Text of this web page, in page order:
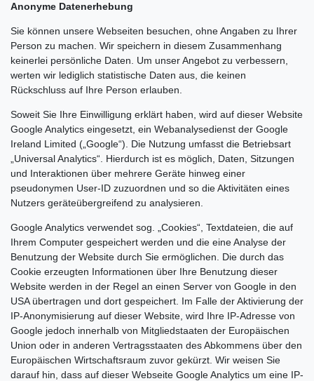
Anonyme Datenerhebung
Sie können unsere Webseiten besuchen, ohne Angaben zu Ihrer
Person zu machen. Wir speichern in diesem Zusammenhang
keinerlei persönliche Daten. Um unser Angebot zu verbessern,
werten wir lediglich statistische Daten aus, die keinen
Rückschluss auf Ihre Person erlauben.
Soweit Sie Ihre Einwilligung erklärt haben, wird auf dieser Website
Google Analytics eingesetzt, ein Webanalysedienst der Google
Ireland Limited („Google“). Die Nutzung umfasst die Betriebsart
„Universal Analytics“. Hierdurch ist es möglich, Daten, Sitzungen
und Interaktionen über mehrere Geräte hinweg einer
pseudonymen User-ID zuzuordnen und so die Aktivitäten eines
Nutzers geräteübergreifend zu analysieren.
Google Analytics verwendet sog. „Cookies“, Textdateien, die auf
Ihrem Computer gespeichert werden und die eine Analyse der
Benutzung der Website durch Sie ermöglichen. Die durch das
Cookie erzeugten Informationen über Ihre Benutzung dieser
Website werden in der Regel an einen Server von Google in den
USA übertragen und dort gespeichert. Im Falle der Aktivierung der
IP-Anonymisierung auf dieser Website, wird Ihre IP-Adresse von
Google jedoch innerhalb von Mitgliedstaaten der Europäischen
Union oder in anderen Vertragsstaaten des Abkommens über den
Europäischen Wirtschaftsraum zuvor gekürzt. Wir weisen Sie
darauf hin, dass auf dieser Webseite Google Analytics um eine IP-